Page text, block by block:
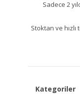
Sadece 2
Stoktan ve
Kategoriler